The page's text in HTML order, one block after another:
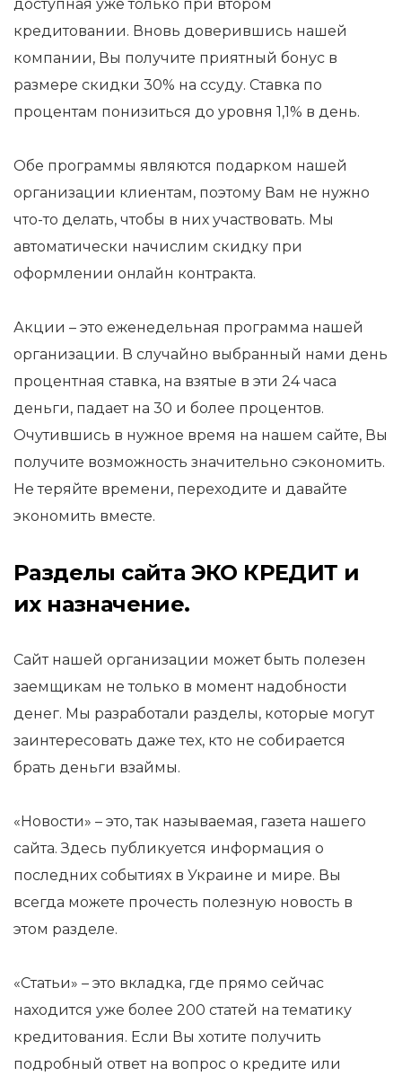
доступная уже только при втором
кредитовании. Вновь доверившись нашей
компании, Вы получите приятный бонус в
размере скидки 30% на ссуду. Ставка по
процентам понизиться до уровня 1,1% в день.
Обе программы являются подарком нашей
организации клиентам, поэтому Вам не нужно
что-то делать, чтобы в них участвовать. Мы
автоматически начислим скидку при
оформлении онлайн контракта.
Акции – это еженедельная программа нашей
организации. В случайно выбранный нами день
процентная ставка, на взятые в эти 24 часа
деньги, падает на 30 и более процентов.
Очутившись в нужное время на нашем сайте, Вы
получите возможность значительно сэкономить.
Не теряйте времени, переходите и давайте
экономить вместе.
Разделы сайта ЭКО КРЕДИТ и
их назначение.
Сайт нашей организации может быть полезен
заемщикам не только в момент надобности
денег. Мы разработали разделы, которые могут
заинтересовать даже тех, кто не собирается
брать деньги взаймы.
«Новости» – это, так называемая, газета нашего
сайта. Здесь публикуется информация о
последних событиях в Украине и мире. Вы
всегда можете прочесть полезную новость в
этом разделе.
«Статьи» – это вкладка, где прямо сейчас
находится уже более 200 статей на тематику
кредитования. Если Вы хотите получить
подробный ответ на вопрос о кредите или